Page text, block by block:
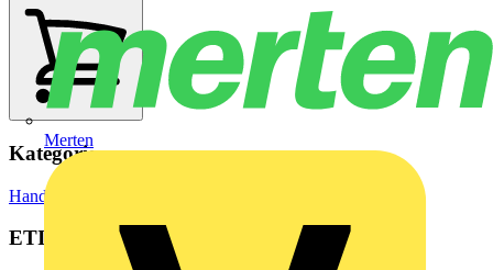
Merten
Kategorien
Hand- und Elektrowerkzeuge
ETIM Group